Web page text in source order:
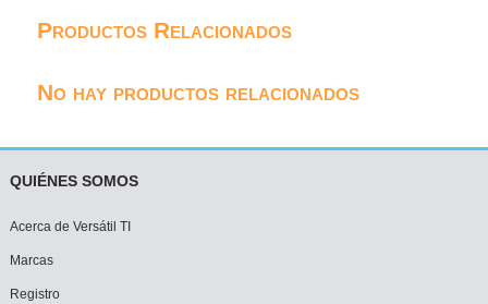
Productos Relacionados
No hay productos relacionados
QUIÉNES SOMOS
Acerca de Versátil TI
Marcas
Registro